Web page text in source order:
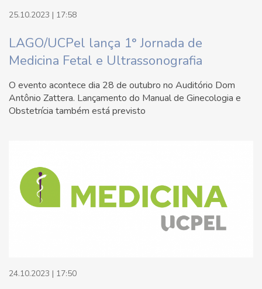
25.10.2023 | 17:58
LAGO/UCPel lança 1° Jornada de
Medicina Fetal e Ultrassonografia
O evento acontece dia 28 de outubro no Auditório Dom
Antônio Zattera. Lançamento do Manual de Ginecologia e
Obstetrícia também está previsto
24.10.2023 | 17:50